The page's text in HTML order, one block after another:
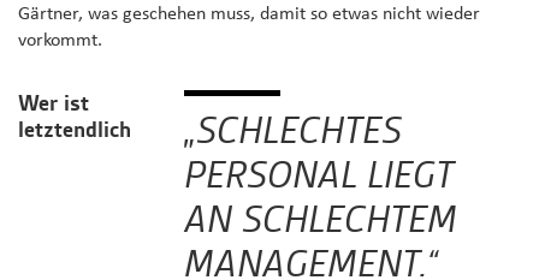
Gärtner, was geschehen muss, damit so etwas nicht wieder
vorkommt.
„SCHLECHTES
PERSONAL LIEGT
AN SCHLECHTEM
MANAGEMENT.“
Wer ist
letztendlich